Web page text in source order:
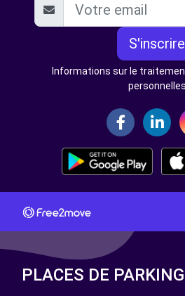
S'inscrire
Informations sur le
personnelles
PLACES DE PARKING